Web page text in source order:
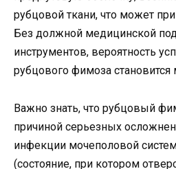
рубцовой ткани, что может
Без должной медицинской
инструментов, вероятность
рубцового фимоза
Важно знать, что рубцовый
причиной серьезных
инфекции мочеполовой
(состояние, при котором